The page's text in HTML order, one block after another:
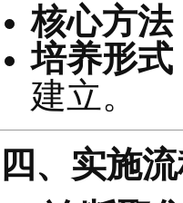
三、解决
需求解
大核心